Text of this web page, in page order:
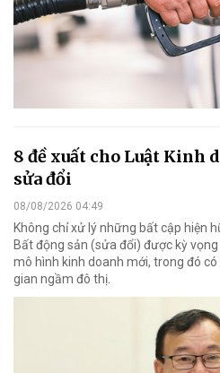
8 đề xuất cho Luật Kinh
sửa đổi
08/08/2026 04:49
Không chỉ xử lý những bất cập hiện
Bất động sản (sửa đổi) được kỳ
mô hình kinh doanh mới, trong đó
gian ngầm đô thị.